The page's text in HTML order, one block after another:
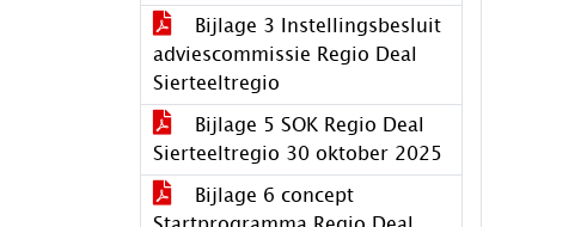
Bijlage 3 Instellingsbesluit
adviescommissie Regio Deal
Sierteeltregio
Bijlage 5 SOK Regio Deal
Sierteeltregio 30 oktober 2025
Bijlage 6 concept